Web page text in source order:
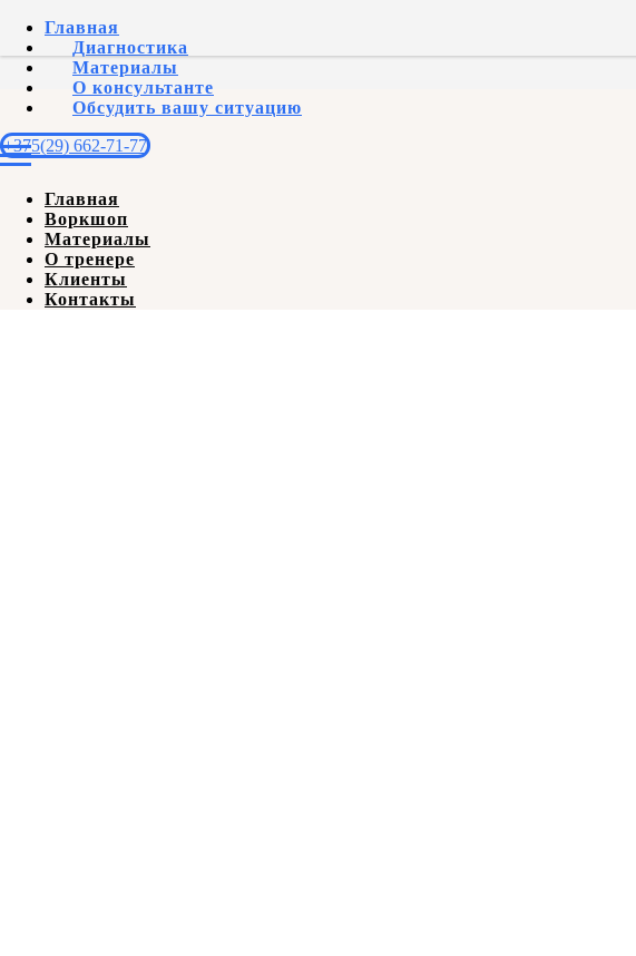
Главная
Диагностика
Материалы
О консультанте
Обсудить вашу ситуацию
+375(29) 662-71-77
Главная
Воркшоп
Материалы
О тренере
Клиенты
Контакты